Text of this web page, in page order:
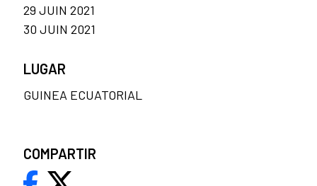
29 JUIN 2021
30 JUIN 2021
LUGAR
GUINEA ECUATORIAL
COMPARTIR